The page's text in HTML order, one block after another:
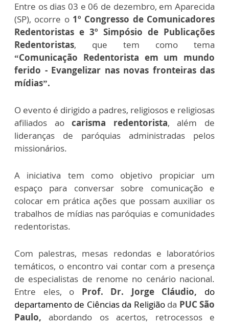
Entre os dias 03 e 06 de dezembro, em Aparecida
(SP), ocorre o 1º Congresso de Comunicadores
Redentoristas e 3º Simpósio de Publicações
Redentoristas, que tem como tema
“Comunicação Redentorista em um mundo
ferido - Evangelizar nas novas fronteiras das
mídias”.
O evento é dirigido a padres, religiosos e religiosas
afiliados aocarisma redentorista, além de
lideranças de paróquias administradas pelos
missionários.
A iniciativa tem como objetivo propiciar um
espaço para conversar sobre comunicação e
colocar em prática ações que possam auxiliar os
trabalhos de mídias nas paróquias e comunidades
redentoristas.
Com palestras, mesas redondas e laboratórios
temáticos, o encontro vai contar com a presença
de especialistas de renome no cenário nacional.
Entre eles, o Prof. Dr. Jorge Cláudio, do
departamento de Ciências da Religião da PUC São
Paulo, abordando os acertos, retrocessos e